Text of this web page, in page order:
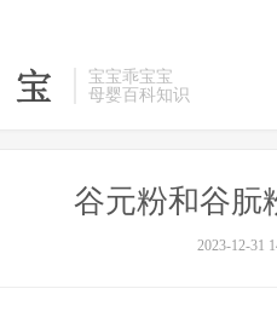
宝宝乖宝宝
母婴百科知识
谷元粉和谷朊
2023-12-31